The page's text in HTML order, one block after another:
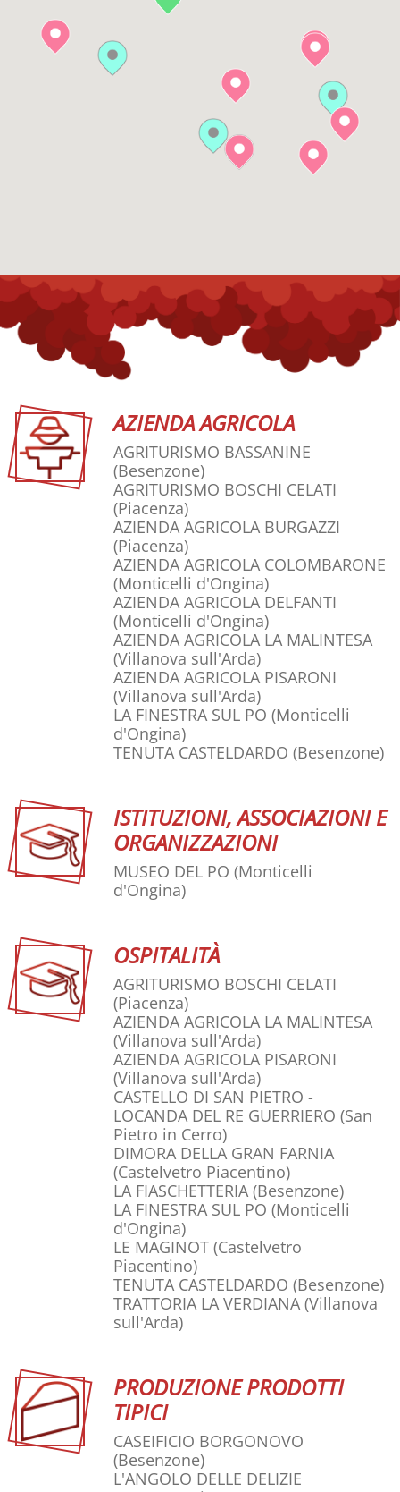
AZIENDA AGRICOLA
AGRITURISMO BASSANINE
(Besenzone)
AGRITURISMO BOSCHI CELATI
(Piacenza)
AZIENDA AGRICOLA BURGAZZI
(Piacenza)
AZIENDA AGRICOLA COLOMBARONE
(Monticelli d'Ongina)
AZIENDA AGRICOLA DELFANTI
(Monticelli d'Ongina)
AZIENDA AGRICOLA LA MALINTESA
(Villanova sull'Arda)
AZIENDA AGRICOLA PISARONI
(Villanova sull'Arda)
LA FINESTRA SUL PO (Monticelli
d'Ongina)
TENUTA CASTELDARDO (Besenzone)
ISTITUZIONI, ASSOCIAZIONI E
ORGANIZZAZIONI
MUSEO DEL PO (Monticelli
d'Ongina)
OSPITALITÀ
AGRITURISMO BOSCHI CELATI
(Piacenza)
AZIENDA AGRICOLA LA MALINTESA
(Villanova sull'Arda)
AZIENDA AGRICOLA PISARONI
(Villanova sull'Arda)
CASTELLO DI SAN PIETRO -
LOCANDA DEL RE GUERRIERO (San
Pietro in Cerro)
DIMORA DELLA GRAN FARNIA
(Castelvetro Piacentino)
LA FIASCHETTERIA (Besenzone)
LA FINESTRA SUL PO (Monticelli
d'Ongina)
LE MAGINOT (Castelvetro
Piacentino)
TENUTA CASTELDARDO (Besenzone)
TRATTORIA LA VERDIANA (Villanova
sull'Arda)
PRODUZIONE PRODOTTI
TIPICI
CASEIFICIO BORGONOVO
(Besenzone)
L'ANGOLO DELLE DELIZIE